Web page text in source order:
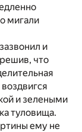
мигали
и
что
и зелеными
туловища.
ему не